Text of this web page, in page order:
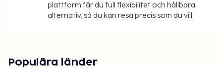
plattform får du full flexibilitet och hållbara
alternativ, så du kan resa precis som du vill.
Populära länder